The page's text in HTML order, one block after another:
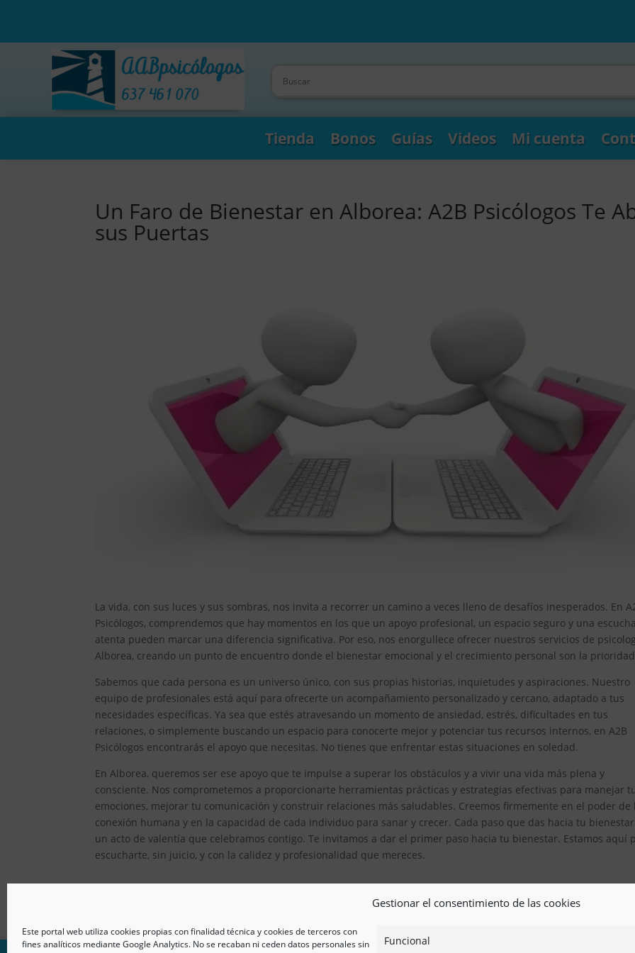
Gestionar el consentimiento de las cookies
Este portal web utiliza cookies propias con finalidad técnica y cookies de terceros con
fines analíticos mediante Google Analytics. No se recaban ni ceden datos personales sin
Funcional
Tienda Bonos Guías Videos Mi cuenta
Un Faro de Bienestar en Alborea: A2B Psicólogos Te
sus Puertas
La vida, con sus luces y sus sombras, nos invita a recorrer un camino a veces lleno de desafíos inesperados. En
Psicólogos, comprendemos que hay momentos en los que un apoyo profesional, un espacio seguro y una
atenta pueden marcar una diferencia significativa. Por eso, nos enorgullece ofrecer nuestros servicios de
Alborea, creando un punto de encuentro donde el bienestar emocional y el crecimiento personal son la
Sabemos que cada persona es un universo único, con sus propias historias, inquietudes y aspiraciones. Nuestro
equipo de profesionales está aquí para ofrecerte un acompañamiento personalizado y cercano, adaptado a tus
necesidades específicas. Ya sea que estés atravesando un momento de ansiedad, estrés, dificultades en tus
relaciones, o simplemente buscando un espacio para conocerte mejor y potenciar tus recursos internos, en A2B
Psicólogos encontrarás el apoyo que necesitas. No tienes que enfrentar estas situaciones en soledad.
En Alborea, queremos ser ese apoyo que te impulse a superar los obstáculos y a vivir una vida más plena y
consciente. Nos comprometemos a proporcionarte herramientas prácticas y estrategias efectivas para manejar
emociones, mejorar tu comunicación y construir relaciones más saludables. Creemos firmemente en el poder de
conexión humana y en la capacidad de cada individuo para sanar y crecer. Cada paso que das hacia tu
un acto de valentía que celebramos contigo. Te invitamos a dar el primer paso hacia tu bienestar. Estamos aquí
escucharte, sin juicio, y con la calidez y profesionalidad que mereces.